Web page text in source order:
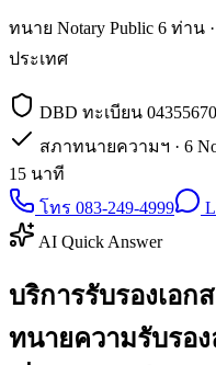
ทนาย Notary Public 6 ท่าน
ประเทศ
DBD ทะเบียน
สภาทนายความฯ · 6
15 นาที
โทร 083-249-4999
AI Quick Answer
บริการรับรองเอก
ทนายความรับรอ